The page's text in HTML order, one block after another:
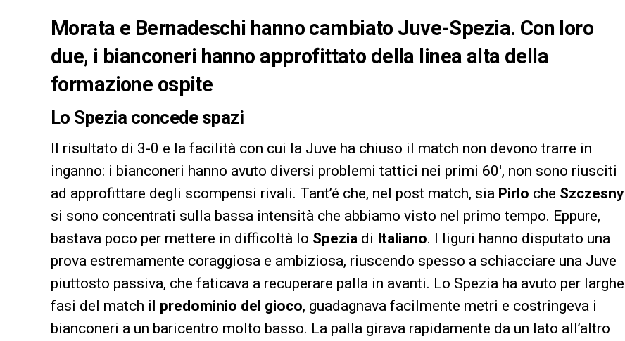
Morata e Bernadeschi hanno cambiato Juve-Spezia. Con loro
due, i bianconeri hanno approfittato della linea alta della
formazione ospite
Lo Spezia concede spazi
Il risultato di 3-0 e la facilità con cui la Juve ha chiuso il match non devono trarre in
inganno: i bianconeri hanno avuto diversi problemi tattici nei primi 60′, non sono riusciti
ad approfittare degli scompensi rivali. Tant’é che, nel post match, sia Pirlo che Szczesny
si sono concentrati sulla bassa intensità che abbiamo visto nel primo tempo. Eppure,
bastava poco per mettere in difficoltà lo Spezia di Italiano. I liguri hanno disputato una
prova estremamente coraggiosa e ambiziosa, riuscendo spesso a schiacciare una Juve
piuttosto passiva, che faticava a recuperare palla in avanti. Lo Spezia ha avuto per larghe
fasi del match il predominio del gioco, guadagnava facilmente metri e costringeva i
bianconeri a un baricentro molto basso. La palla girava rapidamente da un lato all’altro